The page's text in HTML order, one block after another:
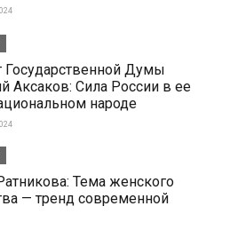
Государственной Думы
Аксаков: Сила России в ее
народе
Тема женского
— тренд современной